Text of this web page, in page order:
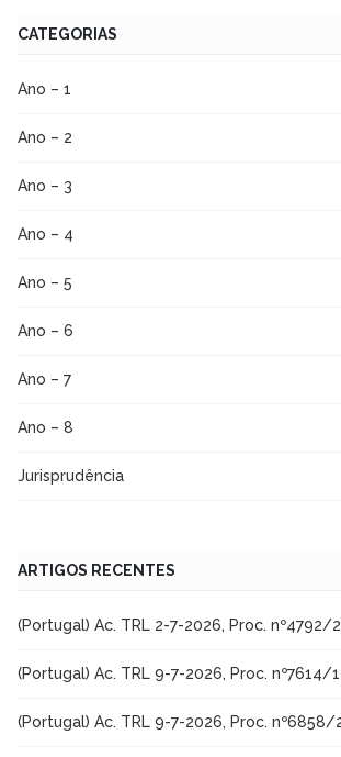
CATEGORIAS
Ano – 1
Ano – 2
Ano – 3
Ano – 4
Ano – 5
Ano – 6
Ano – 7
Ano – 8
Jurisprudência
ARTIGOS RECENTES
(Portugal) Ac. TRL 2-7-2026, Proc. nº4792/
(Portugal) Ac. TRL 9-7-2026, Proc. nº7614/
(Portugal) Ac. TRL 9-7-2026, Proc. nº6858/